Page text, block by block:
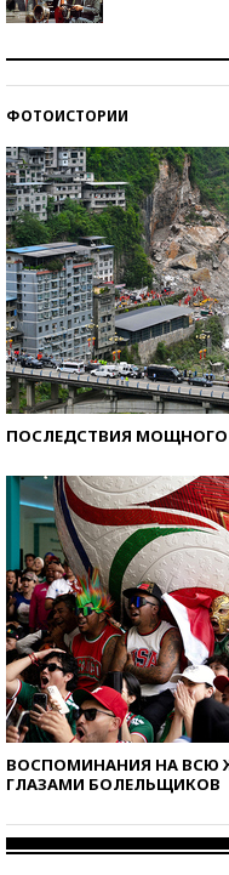
ФОТОИСТОРИИ
ПОСЛЕДСТВИЯ МОЩНОГО
ВОСПОМИНАНИЯ НА ВСЮ
ГЛАЗАМИ БОЛЕЛЬЩИКОВ